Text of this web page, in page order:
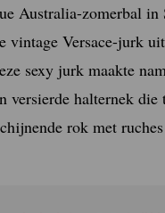
Australia-zomerbal
Versace-jurk
sexy jurk maakte
versierde halternek
rok met